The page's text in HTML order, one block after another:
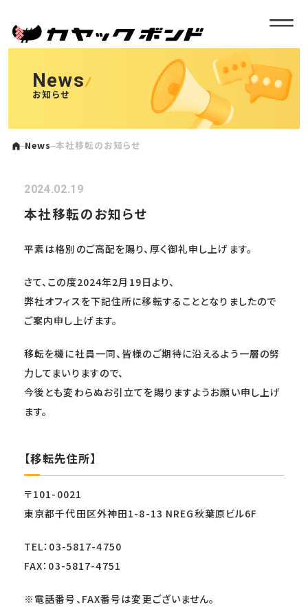
News
お知らせ
News 本社移転のお知らせ
2024.02.19
本社移転のお知らせ
平素は格別のご高配を賜り、厚く御礼申し上げます。
さて、この度2024年2月19日より、
弊社オフィスを下記住所に移転することとなりましたので
ご案内申し上げます。
移転を機に社員一同、皆様のご期待に沿えるよう一層の努
力してまいりますので、
今後とも変わらぬお引立てを賜りますようお願い申し上げ
ます。
【移転先住所】
〒101-0021
東京都千代田区外神田1-8-13 NREG秋葉原ビル6F
TEL：03-5817-4750
FAX：03-5817-4751
※電話番号、FAX番号は変更ございません。